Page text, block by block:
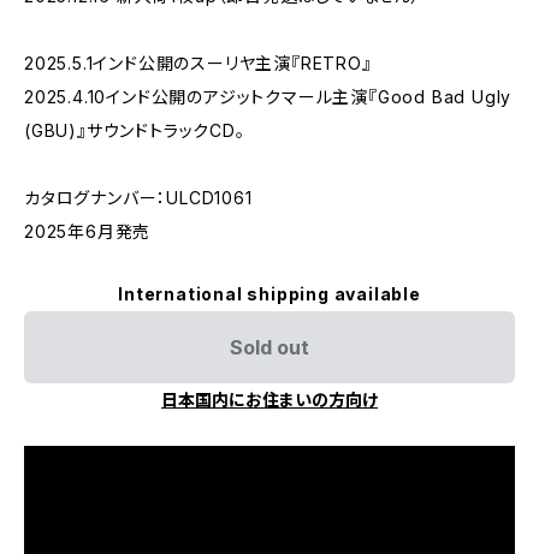
2025.5.1インド公開のスーリヤ主演『RETRO』
2025.4.10インド公開のアジットクマール主演『Good Bad Ugly
(GBU)』サウンドトラックCD。
カタログナンバー：ULCD1061
2025年6月発売
International shipping available
Sold out
日本国内にお住まいの方向け